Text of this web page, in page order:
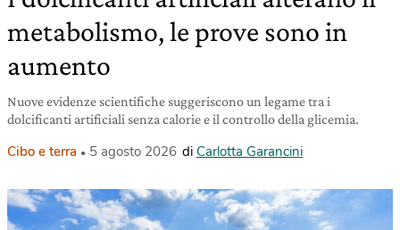
metabolismo, le prove sono in
aumento
Nuove evidenze scientifiche suggeriscono un legame tra i
dolcificanti artificiali senza calorie e il controllo della glicemia.
Cibo e terra 5 agosto 2026 di Carlotta Garancini